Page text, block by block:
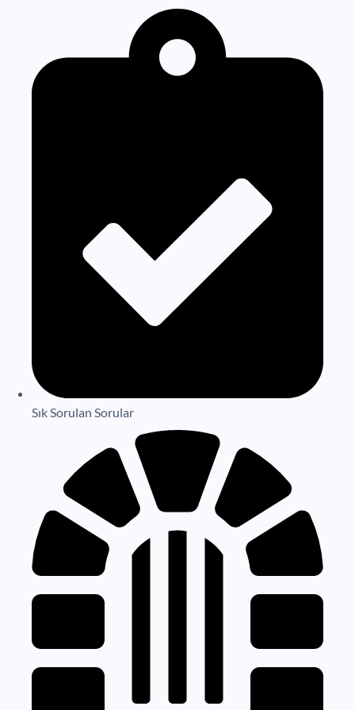
Sık Sorulan Sorular